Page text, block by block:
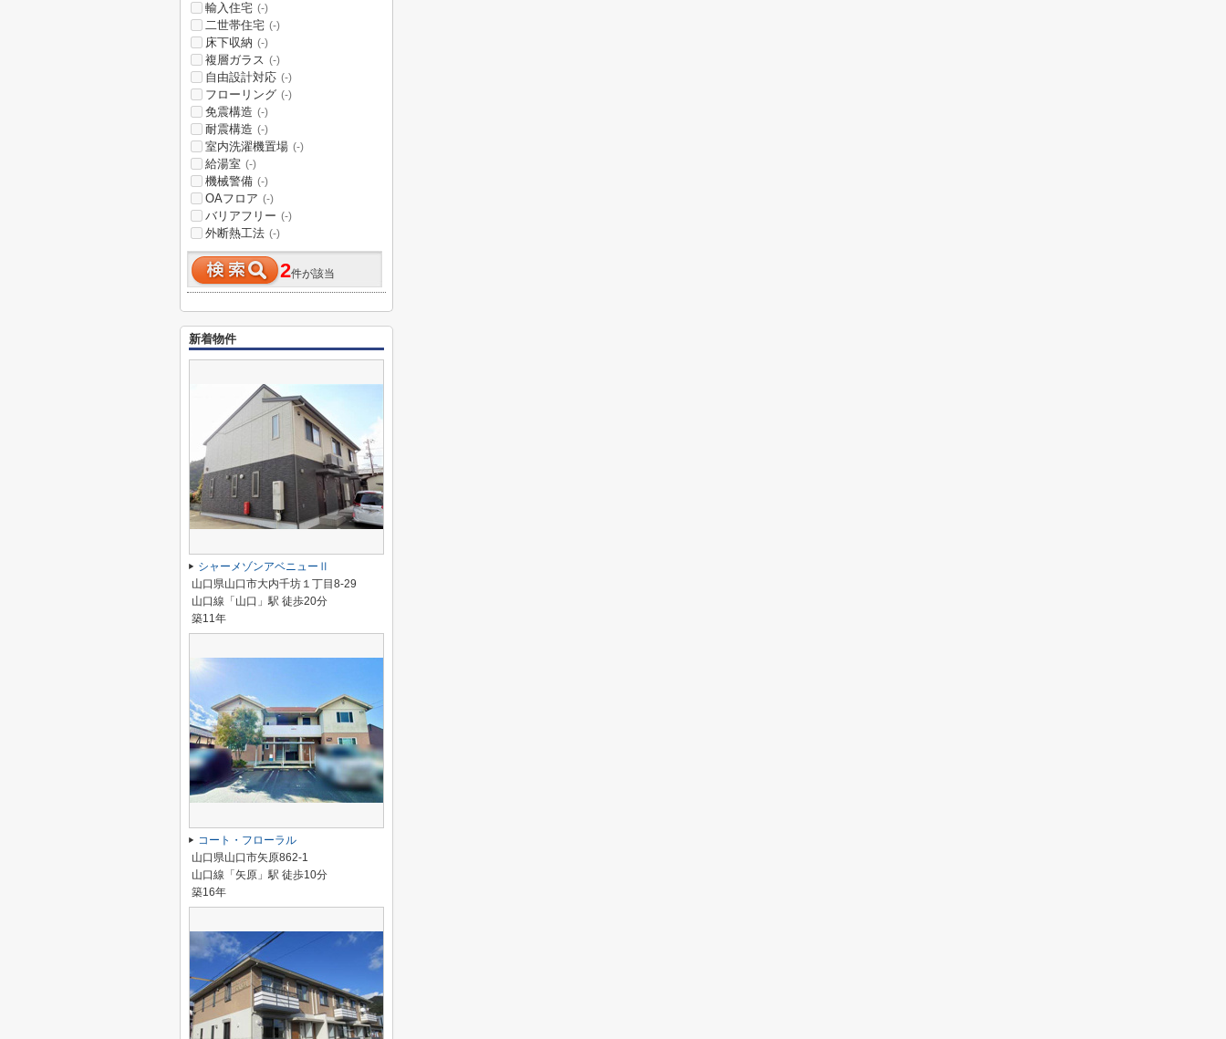
輸入住宅 (-)
二世帯住宅 (-)
床下収納 (-)
複層ガラス (-)
自由設計対応 (-)
フローリング (-)
免震構造 (-)
耐震構造 (-)
室内洗濯機置場 (-)
給湯室 (-)
機械警備 (-)
OAフロア (-)
バリアフリー (-)
外断熱工法 (-)
2件が該当
新着物件
シャーメゾンアベニューⅡ
山口県山口市大内千坊１丁目8-29
山口線「山口」駅 徒歩20分
築11年
コート・フローラル
山口県山口市矢原862-1
山口線「矢原」駅 徒歩10分
築16年